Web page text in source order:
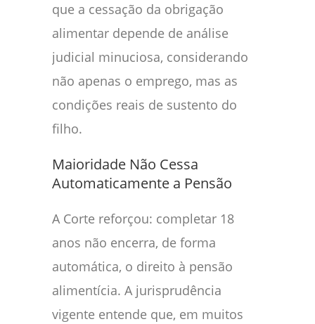
que a cessação da obrigação
alimentar depende de análise
judicial minuciosa, considerando
não apenas o emprego, mas as
condições reais de sustento do
filho.
Maioridade Não Cessa
Automaticamente a Pensão
A Corte reforçou: completar 18
anos não encerra, de forma
automática, o direito à pensão
alimentícia. A jurisprudência
vigente entende que, em muitos